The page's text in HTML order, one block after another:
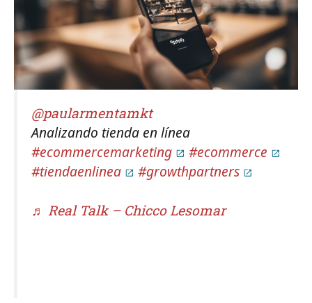
@paularmentamkt
Analizando tienda en línea
#ecommercemarketing
#ecommerce
#tiendaenlinea
#growthpartners
♬ Real Talk – Chicco Lesomar